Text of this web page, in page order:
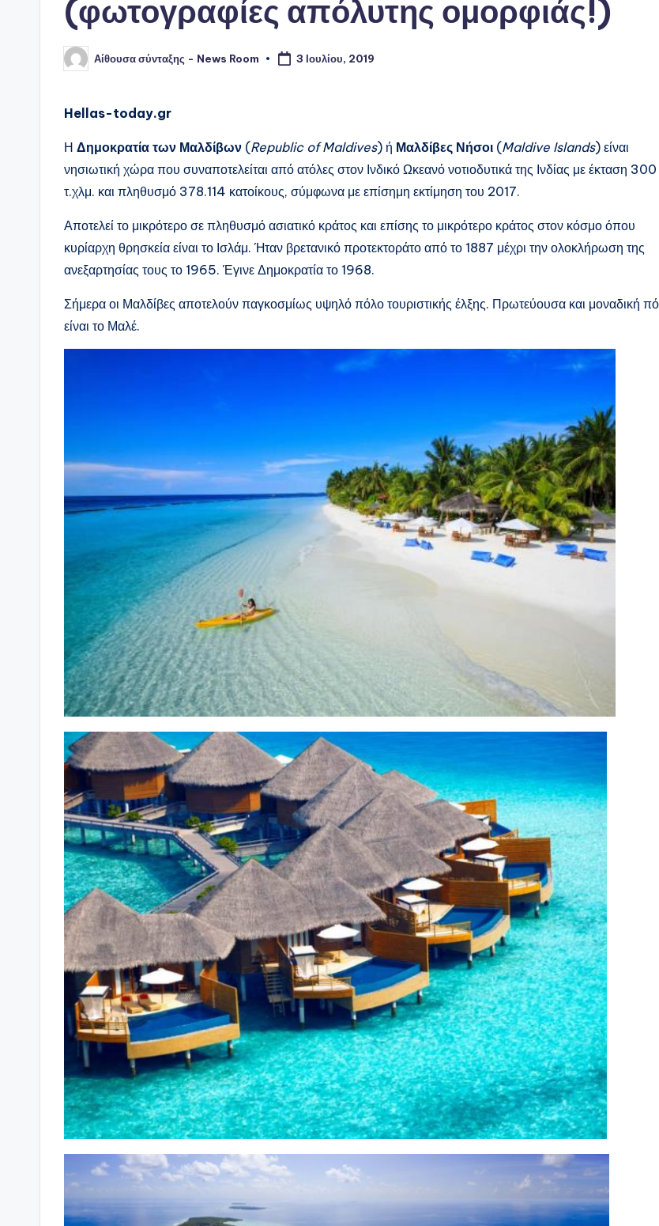
(φωτογραφίες απόλυτης ομορφιάς!)
Συγγραφέας:Αίθουσα σύνταξης - News Room 3 Ιουλίου, 2019
Hellas-today.gr
Η Δημοκρατία των Μαλδίβων (Republic of Maldives) ή Μαλδίβες Νήσοι (Maldive Islands) είναι
νησιωτική χώρα που συναποτελείται από ατόλες στον Ινδικό Ωκεανό νοτιοδυτικά της Ινδίας με έκταση 300
τ.χλμ. και πληθυσμό 378.114 κατοίκους, σύμφωνα με επίσημη εκτίμηση του 2017.
Αποτελεί το μικρότερο σε πληθυσμό ασιατικό κράτος και επίσης το μικρότερο κράτος στον κόσμο όπου
κυρίαρχη θρησκεία είναι το Ισλάμ. Ήταν βρετανικό προτεκτοράτο από το 1887 μέχρι την ολοκλήρωση της
ανεξαρτησίας τους το 1965. Έγινε Δημοκρατία το 1968.
Σήμερα οι Μαλδίβες αποτελούν παγκοσμίως υψηλό πόλο τουριστικής έλξης. Πρωτεύουσα και μοναδική
είναι το Μαλέ.